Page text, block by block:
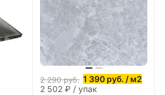
2 290руб. 1 390 руб. / м2
2 502 ₽ / упак